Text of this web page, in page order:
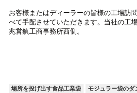
お客様またはディーラーの皆様の工場訪
べて手配させていただきます。当社の工
兆営鎮工商事務所西側。
場所を投げ出す食品工業袋
モジュラー袋のダ